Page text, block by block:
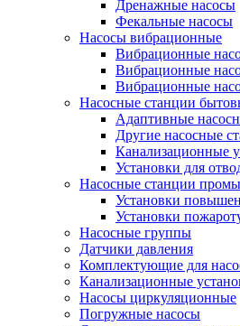
Дренажные насосы
Фекальные насосы
Насосы вибрационные
Вибрационные
Вибрационные
Вибрационные
Насосные станции
Адаптивные
Другие насосные
Канализационные
Установки для
Насосные станции
Установки
Установки
Насосные группы
Датчики давления
Комплектующие для
Канализационные
Насосы циркуляционные
Погружные насосы